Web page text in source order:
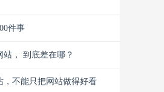
件事
站， 到底差在哪？
，不能只把网站做得好看